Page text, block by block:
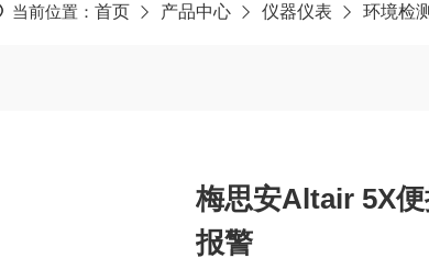
当前位置： 首页 产品中心 仪器仪表 环境检
梅思安Altair 5X
报警